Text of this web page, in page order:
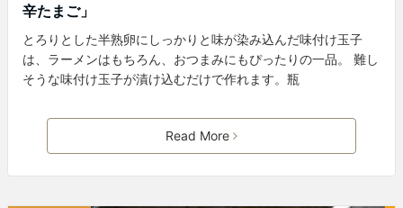
辛たまご」
とろりとした半熟卵にしっかりと味が染み込んだ味付け玉子
は、ラーメンはもちろん、おつまみにもぴったりの一品。 難し
そうな味付け玉子が漬け込むだけで作れます。瓶
Read More